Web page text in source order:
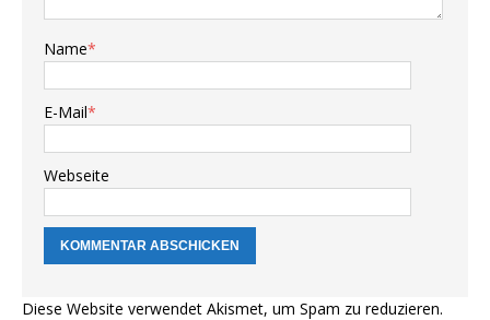
Name*
E-Mail*
Webseite
Diese Website verwendet Akismet, um Spam zu reduzieren.